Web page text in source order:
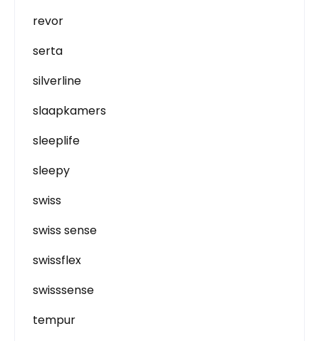
revor
serta
silverline
slaapkamers
sleeplife
sleepy
swiss
swiss sense
swissflex
swisssense
tempur